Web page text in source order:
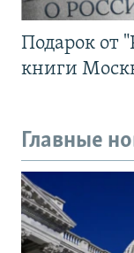
Подарок от
книги
Главные